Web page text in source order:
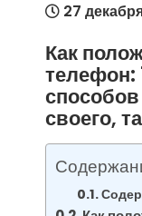
27
Как
телефон:
своего,